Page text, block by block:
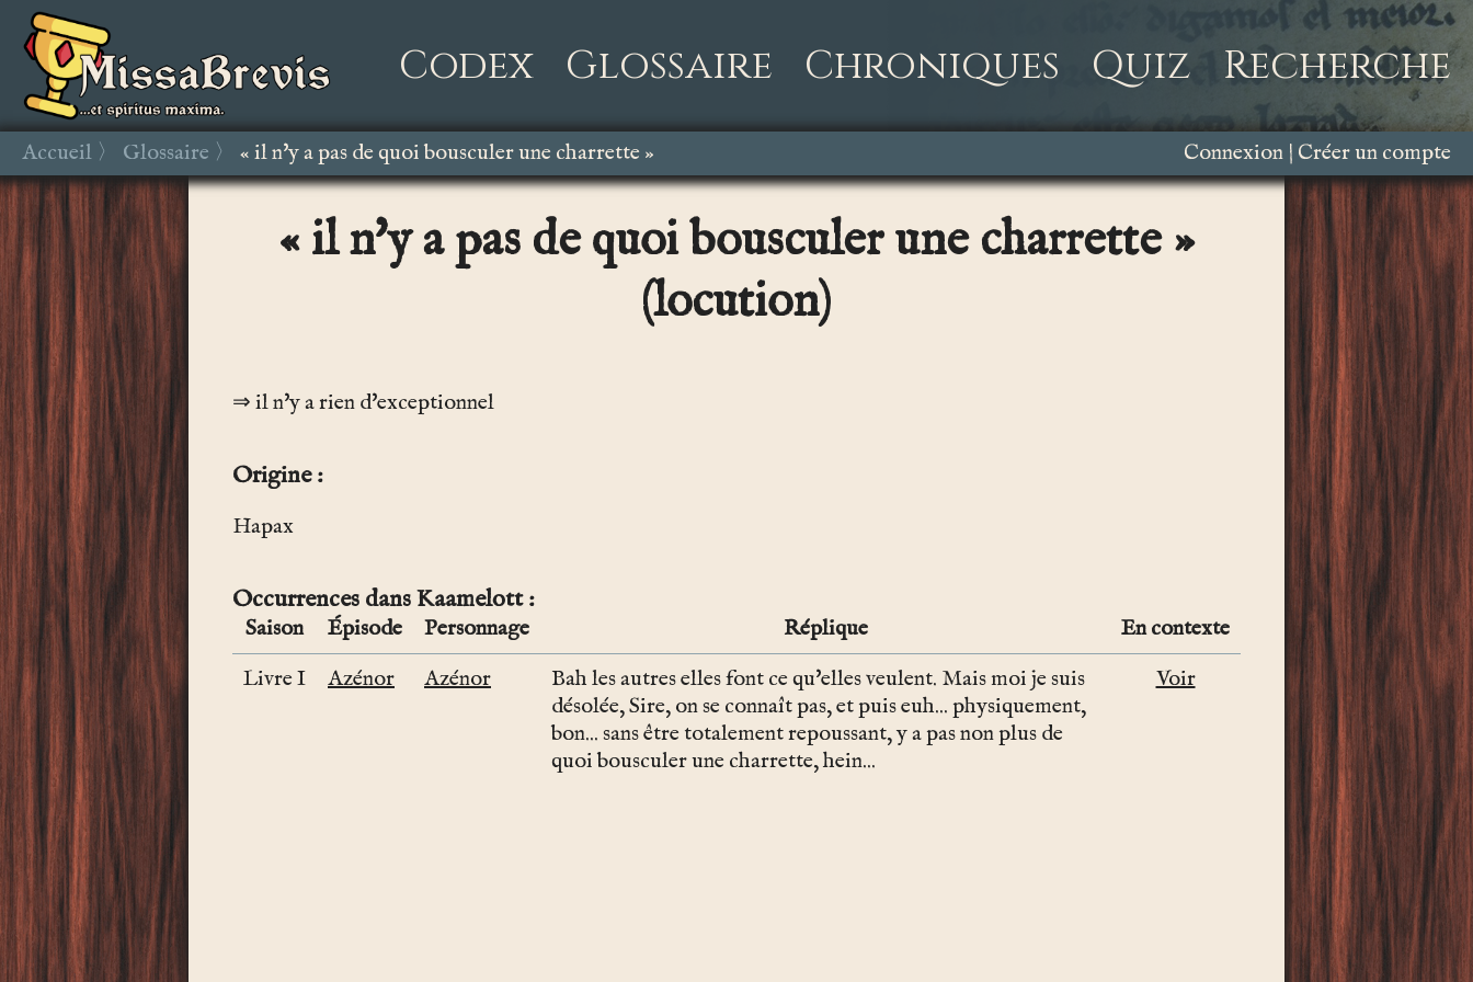
Codex Glossaire Chroniques Quiz Recherche
Accueil Glossaire « il n'y a pas de quoi bousculer une charrette » Connexion Créer un compte
« il n'y a pas de quoi bousculer une charrette »
(locution)
il n'y a rien d'exceptionnel
Origine
Hapax
Occurrences dans Kaamelott
Saison Épisode Personnage Réplique
En contexte
Livre I
Azénor Azénor
Bah les autres elles font ce qu'elles veulent. Mais moi je suis
désolée, Sire, on se connaît pas, et puis euh... physiquement,
bon... sans être totalement repoussant, y a pas non plus de
quoi bousculer une charrette, hein...
Voir